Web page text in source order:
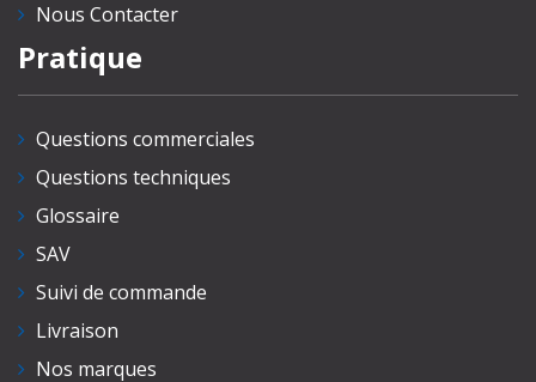
Nous Contacter
Pratique
Questions commerciales
Questions techniques
Glossaire
SAV
Suivi de commande
Livraison
Nos marques